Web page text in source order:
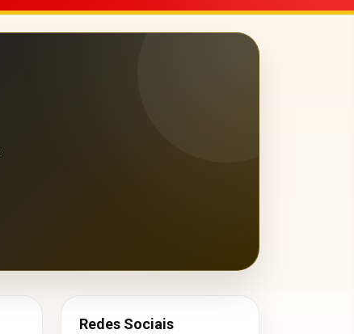
Redes Sociais